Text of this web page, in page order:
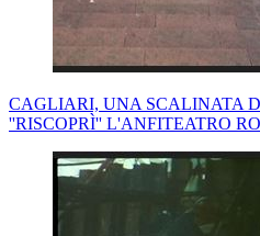
CAGLIARI, UNA SCALINATA
''RISCOPRÌ'' L'ANFITEATRO